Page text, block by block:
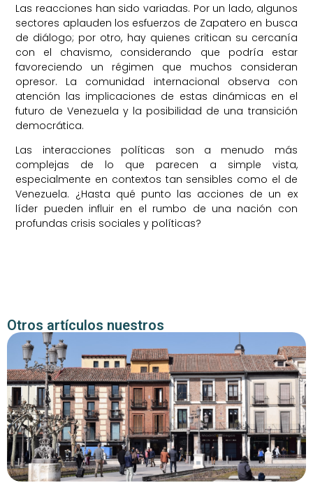
Las reacciones han sido variadas. Por un lado, algunos
sectores aplauden los esfuerzos de Zapatero en busca
de diálogo; por otro, hay quienes critican su cercanía
con el chavismo, considerando que podría estar
favoreciendo un régimen que muchos consideran
opresor. La comunidad internacional observa con
atención las implicaciones de estas dinámicas en el
futuro de Venezuela y la posibilidad de una transición
democrática.
Las interacciones políticas son a menudo más
complejas de lo que parecen a simple vista,
especialmente en contextos tan sensibles como el de
Venezuela. ¿Hasta qué punto las acciones de un ex
líder pueden influir en el rumbo de una nación con
profundas crisis sociales y políticas?
Otros artículos nuestros